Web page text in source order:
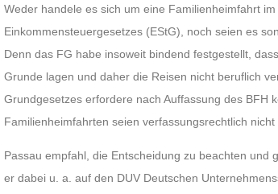
Weder handele es sich um eine Familienheimfahrt
Einkommensteuergesetzes (EStG), noch seien es
Denn das FG habe insoweit bindend festgestellt,
Grunde lagen und daher die Reisen nicht beruflich
Grundgesetzes erfordere nach Auffassung des BFH
Familienheimfahrten seien verfassungsrechtlich nicht
Passau empfahl, die Entscheidung zu beachten und
er dabei u. a. auf den DUV Deutschen